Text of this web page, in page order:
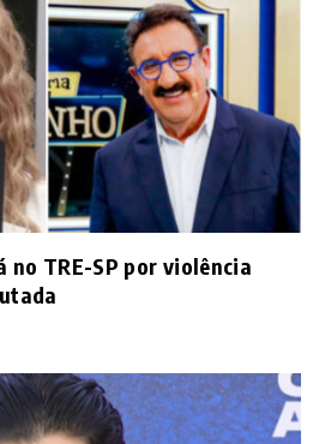
no TRE-SP por violência